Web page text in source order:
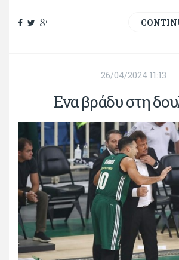
26/04/2024 11:13
Ενα βράδυ στη